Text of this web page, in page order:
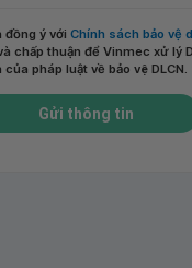
đồng ý với Chính sách bảo vệ
chấp thuận để Vinmec xử lý
pháp luật về bảo vệ DLCN.
Gửi thông tin